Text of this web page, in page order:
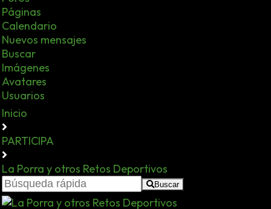
Páginas
Calendario
Nuevos mensajes
Buscar
Imágenes
Avatares
Usuarios
Inicio
PARTICIPA
La Porra y otros Retos Deportivos
Buscar